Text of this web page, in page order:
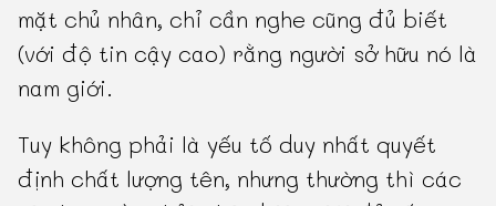
mặt chủ nhân, chỉ cần nghe cũng đủ biết
(với độ tin cậy cao) rằng người sở hữu nó là
nam giới.
Tuy không phải là yếu tố duy nhất quyết
định chất lượng tên, nhưng thường thì các